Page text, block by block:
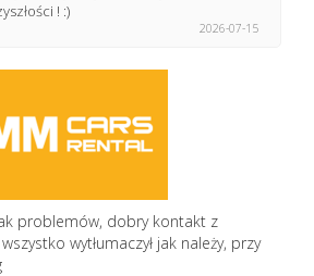
! :)
2026-07-15
problemów, dobry kontakt z
wytłumaczył jak należy, przy